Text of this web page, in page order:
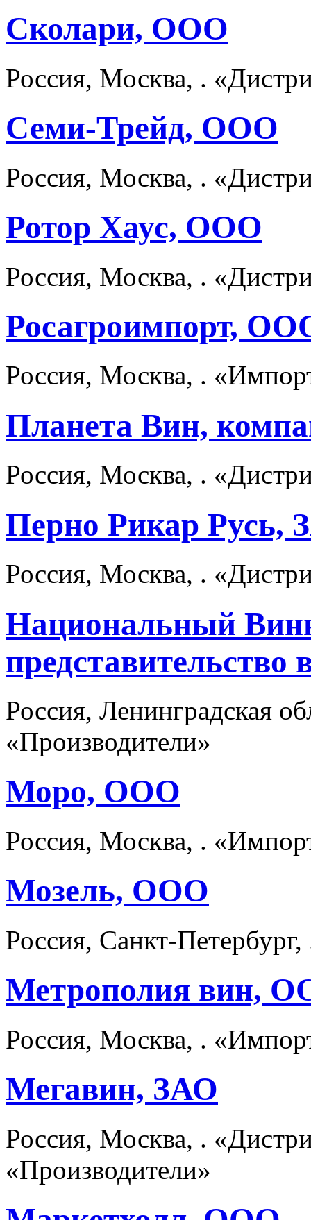
Сколари, ООО
Россия, Москва, .
Семи-Трейд, ООО
Россия, Москва, .
Ротор Хаус, ООО
Россия, Москва, .
Росагроимпорт,
Россия, Москва, .
Планета Вин,
Россия, Москва, .
Перно Рикар Русь,
Россия, Москва, .
Национальный
представительство
Россия, Ленинградская
«Производители»
Моро, ООО
Россия, Москва, .
Мозель, ООО
Россия, Санкт-
Метрополия вин,
Россия, Москва, .
Мегавин, ЗАО
Россия, Москва, .
«Производители»